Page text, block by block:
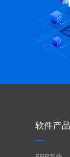
软件产品